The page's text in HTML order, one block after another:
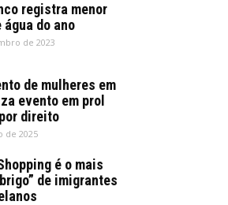
registra menor
do ano
de 2023
de mulheres em
evento em prol
direito
de 2025
é o mais
de imigrantes